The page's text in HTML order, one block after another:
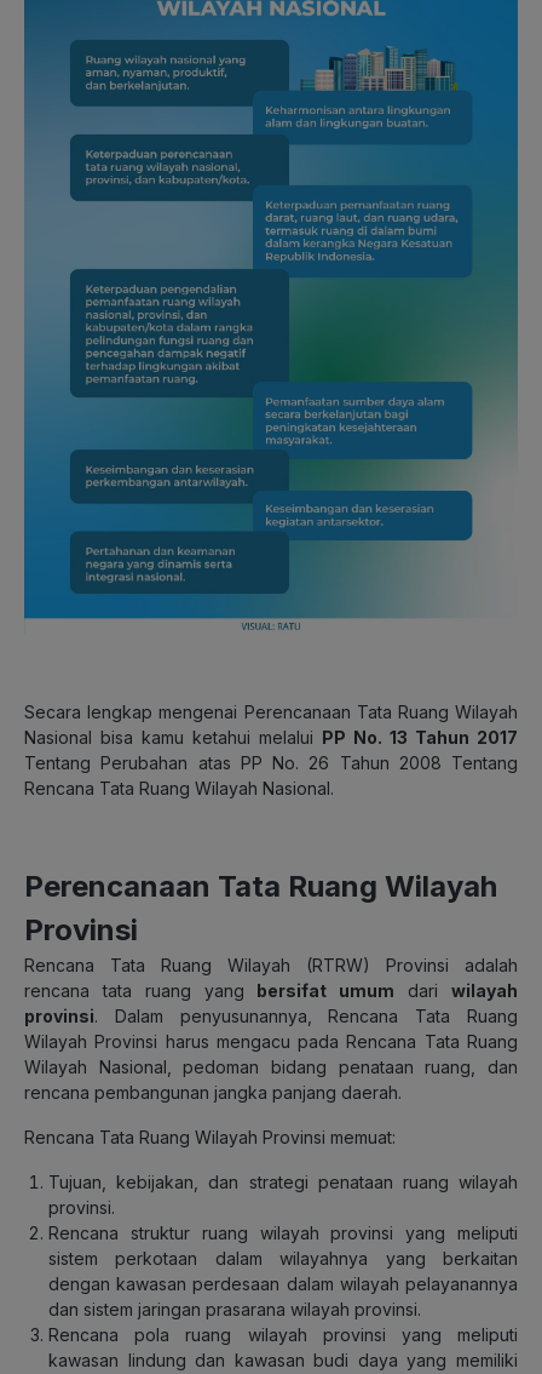
Secara lengkap mengenai Perencanaan Tata Ruang Wilayah
Nasional bisa kamu ketahui melalui PP No. 13 Tahun 2017
Tentang Perubahan atas PP No. 26 Tahun 2008 Tentang
Rencana Tata Ruang Wilayah Nasional.
Perencanaan Tata Ruang Wilayah
Provinsi
Rencana Tata Ruang Wilayah (RTRW) Provinsi adalah
rencana tata ruang yang bersifat umum dariwilayah
provinsi. Dalam penyusunannya, Rencana Tata Ruang
Wilayah Provinsi harus mengacu pada Rencana Tata Ruang
Wilayah Nasional , pedoman bidang penataan ruang, dan
rencana pembangunan jangka panjang daerah.
Rencana Tata Ruang Wilayah Provinsi memuat:
Tujuan, kebijakan, dan strategi penataan ruang wilayah
provinsi.
Rencana struktur ruang wilayah provinsi yang meliputi
sistem perkotaan dalam wilayahnya yang berkaitan
dengan kawasan perdesaan dalam wilayah pelayanannya
dan sistem jaringan prasarana wilayah provinsi.
Rencana pola ruang wilayah provinsi yang meliputi
kawasan lindung dan kawasan budi daya yang memiliki